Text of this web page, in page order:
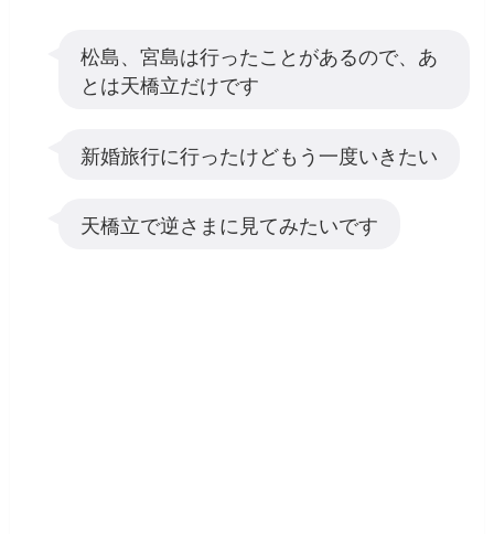
松島、宮島は行ったことがあるので、あ
とは天橋立だけです
新婚旅行に行ったけどもう一度いきたい
天橋立で逆さまに見てみたいです